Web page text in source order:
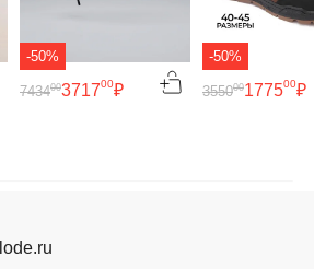
-50%
371700₽
743400
-50%
177500₽
355000